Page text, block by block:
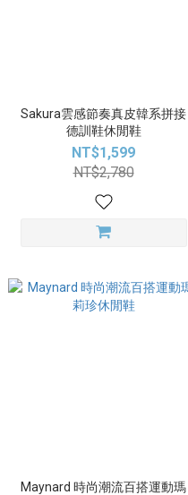
Sakura雲感節奏真皮韓系拼接
德訓鞋休閒鞋
NT$1,599
NT$2,780
Maynard 時尚潮流百搭運動瑪